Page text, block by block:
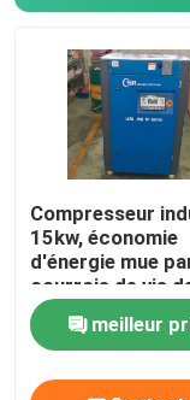
Compresseur
15kw, économie
d'énergie mue
courroie de vis
du compresseur
50%
meilleur